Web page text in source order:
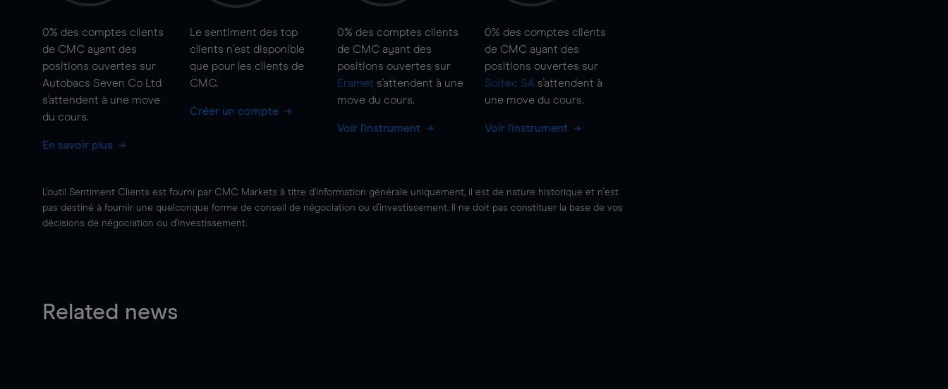
0% des comptes clients
de CMC ayant des
positions ouvertes sur
Autobacs Seven Co Ltd
s'attendent à une move
du cours.
En savoir plus
Le sentiment des top
clients n'est disponible
que pour les clients de
CMC.
Créer un compte
0% des comptes clients
de CMC ayant des
positions ouvertes sur
Eramet s'attendent à une
move du cours.
Voir l'instrument
0% des comptes clients
de CMC ayant des
positions ouvertes sur
Soitec SA s'attendent à
une move du cours.
Voir l'instrument
L'outil Sentiment Clients est fourni par CMC Markets à titre d'information générale uniquement, il est de nature historique et n'est
pas destiné à fournir une quelconque forme de conseil de négociation ou d'investissement. Il ne doit pas constituer la base de vos
décisions de négociation ou d'investissement.
Related news